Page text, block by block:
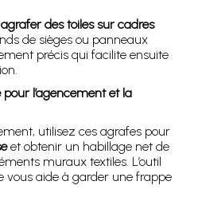
agrafer des toiles sur cadres
de sièges ou panneaux
précis qui facilite ensuite
l’agencement et la
utilisez ces agrafes pour
et obtenir un habillage net de
muraux textiles. L’outil
aide à garder une frappe